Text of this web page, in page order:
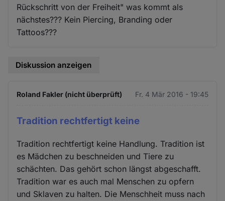
Rückschritt von der Freiheit" was kommt als
nächstes??? Kein Piercing, Branding oder
Tattoos???
Diskussion anzeigen
Roland Fakler (nicht überprüft) Fr. 4 Mär 2016 - 19:45
Tradition rechtfertigt keine
Tradition rechtfertigt keine Handlung. Tradition ist
es Mädchen zu beschneiden und Tiere zu
schächten. Das gehört schon längst abgeschafft.
Tradition war es auch mal Menschen zu opfern
und Sklaven zu halten. Die Menschheit muss nach